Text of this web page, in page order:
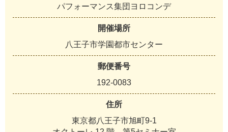
パフォーマンス集団ヨロコンデ
開催場所
八王子市学園都市センター
郵便番号
192-0083
住所
東京都八王子市旭町9-1